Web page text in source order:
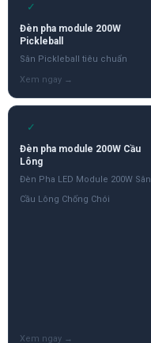
✓
Đèn pha module 200W
Pickleball
Sân Pickleball tiêu chuẩn
✓
Đèn pha module 200W Cầu
Lông
Đèn Pha LED Module 200W Sân
Cầu Lông Chống Chói